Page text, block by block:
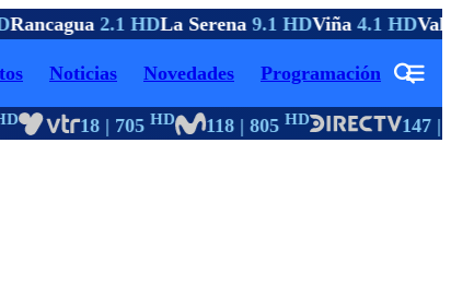
Rancagua2.1 HDLa Serena9.1 HDViña4.1 HD
Noticias Novedades Programación
18 | 705HD 118 | 805HD 147 |